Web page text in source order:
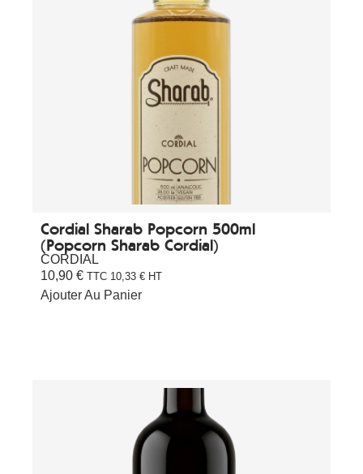
Cordial Sharab Popcorn 500ml
(Popcorn Sharab Cordial)
CORDIAL
10,90 € TTC 10,33 € HT
Ajouter Au Panier